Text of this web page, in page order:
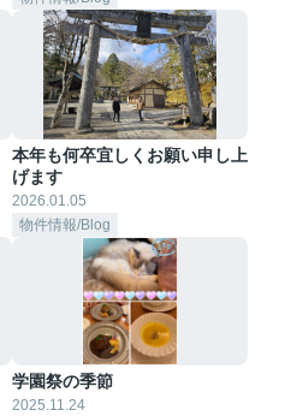
本年も何卒宜しくお願い申し上
げます
2026.01.05
物件情報/Blog
学園祭の季節
2025.11.24